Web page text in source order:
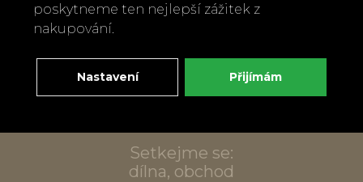
Zavolejte nám
Napište nám
info@bylobylibo.cz
Setkejme se:
dílna, obchod
poskytneme ten nejlepší zážitek z
nakupování.
Nastavení Přijímám